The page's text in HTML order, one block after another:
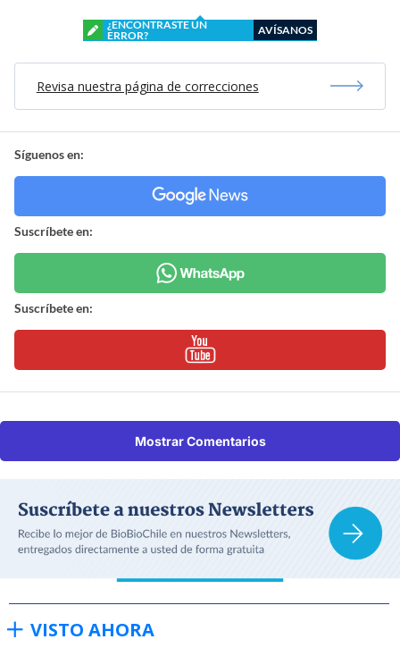
¿ENCONTRASTE UN
ERROR?
AVÍSANOS
Revisa nuestra página de correcciones
Síguenos en:
Suscríbete en:
Suscríbete en:
Mostrar Comentarios
VISTO AHORA